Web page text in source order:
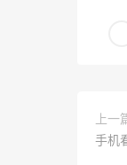
上一
手机